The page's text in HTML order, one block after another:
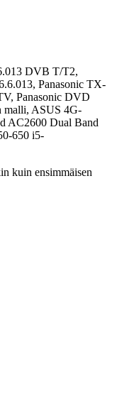
DVB T/T2,
Panasonic TX-
Panasonic DVD
malli, ASUS 4G-
AC2600 Dual Band
650 i5-
kuin ensimmäisen